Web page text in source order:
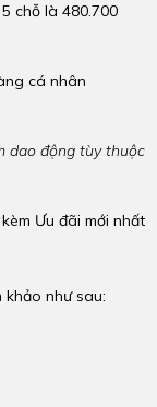
chỗ là 480.700
cá nhân
dao động tùy thuộc
Ưu đãi mới nhất
như sau: